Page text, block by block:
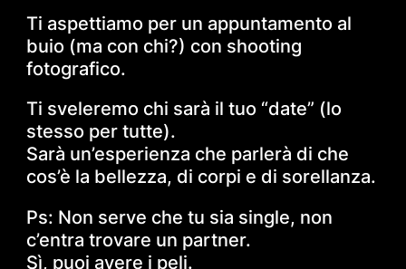
Ti aspettiamo per un appuntamento al
buio (ma con chi?) con shooting
fotografico.
Ti sveleremo chi sarà il tuo “date” (lo
stesso per tutte).
Sarà un’esperienza che parlerà di che
cos’è la bellezza, di corpi e di sorellanza.
Ps: Non serve che tu sia single, non
c’entra trovare un partner.
Sì, puoi avere i peli.